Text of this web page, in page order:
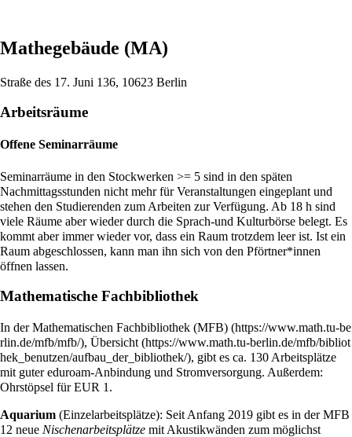
Mathegebäude (MA)
Straße des 17. Juni 136, 10623 Berlin
Arbeitsräume
Offene Seminarräume
Seminarräume in den Stockwerken >= 5 sind in den späten
Nachmittagsstunden nicht mehr für Veranstaltungen eingeplant und
stehen den Studierenden zum Arbeiten zur Verfügung. Ab 18 h sind
viele Räume aber wieder durch die Sprach-und Kulturbörse belegt. Es
kommt aber immer wieder vor, dass ein Raum trotzdem leer ist. Ist ein
Raum abgeschlossen, kann man ihn sich von den Pförtner*innen
öffnen lassen.
Mathematische Fachbibliothek
In derMathematischen Fachbibliothek (MFB)
, Übersicht
, gibt es ca. 130 Arbeitsplätze
mit guter eduroam-Anbindung und Stromversorgung. Außerdem:
Ohrstöpsel für EUR 1.
Aquarium (Einzelarbeitsplätze): Seit Anfang 2019 gibt es in der MFB
12 neue Nischenarbeitsplätze mit Akustikwänden zum möglichst